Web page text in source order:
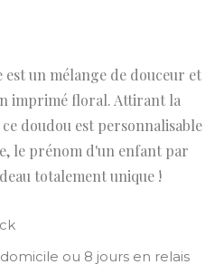
un mélange de douceur et
imprimé floral. Attirant la
doudou est personnalisable
le prénom d'un enfant par
totalement unique !
ou 8 jours en relais